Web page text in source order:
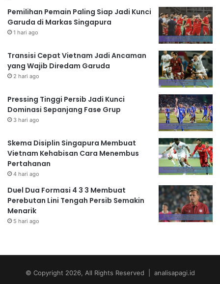
Pemilihan Pemain Paling Siap Jadi Kunci
Garuda di Markas Singapura
1 hari ago
Transisi Cepat Vietnam Jadi Ancaman
yang Wajib Diredam Garuda
2 hari ago
Pressing Tinggi Persib Jadi Kunci
Dominasi Sepanjang Fase Grup
3 hari ago
Skema Disiplin Singapura Membuat
Vietnam Kehabisan Cara Menembus
Pertahanan
4 hari ago
Duel Dua Formasi 4 3 3 Membuat
Perebutan Lini Tengah Persib Semakin
Menarik
5 hari ago
© Copyright 2026, All Rights Reserved | analisapagi.id